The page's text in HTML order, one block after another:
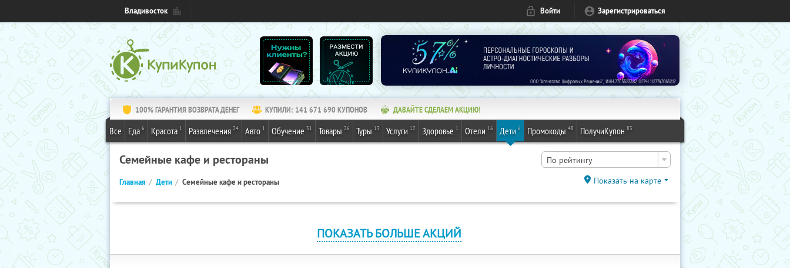
Владивосток Войти Зарегистрироваться
100% ГАРАНТИЯ ВОЗВРАТА ДЕНЕГ КУПИЛИ: 141 671 690КУПОНОВ ДАВАЙТЕ СДЕЛАЕМ АКЦИЮ!
Все Еда 6 Красота 1 Развлечения 24 Авто 1 Обучение 31 Товары 26 Туры 13 Услуги 12 Здоровье 1 Отели 16 Дети 6 Промокоды 48 ПолучиКупон 83
Семейные кафе и рестораны По рейтингу
Главная Дети Семейные кафе и рестораны Показать на карте
ПОКАЗАТЬ БОЛЬШЕ АКЦИЙ